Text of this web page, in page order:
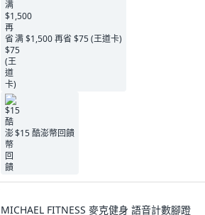
满 $1,500 再省 $75 (王道卡)
$15 酷澎幣回饋
MICHAEL FITNESS 麥克健身 語音計數腳蹬